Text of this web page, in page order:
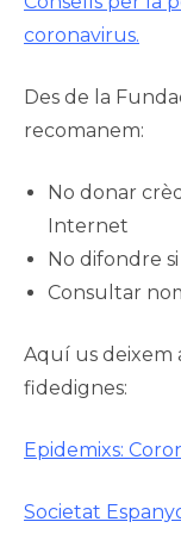
coronavirus.
Des de la
recomanem:
No donar
Internet
No difondre
Consultar
Aquí us deixem
fidedignes:
Epidemixs:
Societat